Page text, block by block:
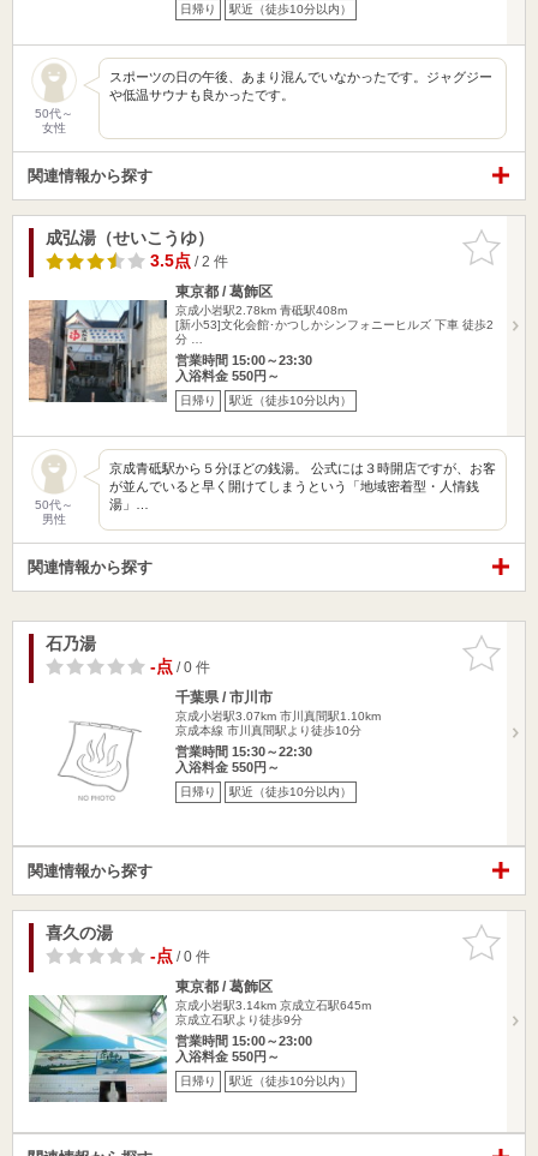
日帰り 駅近（徒歩10分以内）
50代～
女性
スポーツの日の午後、あまり混んでいなかったです。ジャグジー
や低温サウナも良かったです。
関連情報から探す
お気に入
りに追加
成弘湯（せいこうゆ）
3.5点/ 2 件
東京都 / 葛飾区
京成小岩駅2.78km 青砥駅408m
[新小53]文化会館･かつしかシンフォニーヒルズ 下車 徒歩2
分 …
営業時間 15:00～23:30
入浴料金 550円～
日帰り 駅近（徒歩10分以内）
50代～
男性
京成青砥駅から５分ほどの銭湯。 公式には３時開店ですが、お客
が並んでいると早く開けてしまうという「地域密着型・人情銭
湯」…
関連情報から探す
お気に入
りに追加
石乃湯
-点/ 0 件
千葉県 / 市川市
京成小岩駅3.07km 市川真間駅1.10km
京成本線 市川真間駅より徒歩10分
営業時間 15:30～22:30
入浴料金 550円～
日帰り 駅近（徒歩10分以内）
関連情報から探す
お気に入
りに追加
喜久の湯
-点/ 0 件
東京都 / 葛飾区
京成小岩駅3.14km 京成立石駅645m
京成立石駅より徒歩9分
営業時間 15:00～23:00
入浴料金 550円～
日帰り 駅近（徒歩10分以内）